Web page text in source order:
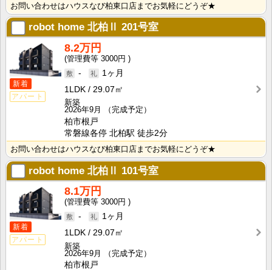
お問い合わせはハウスなび柏東口店までお気軽にどうぞ★
robot home 北柏Ⅱ 201号室
新着
アパート
8.2万円
3000円
-
1ヶ月
1LDK
29.07㎡
新築
2026年9月
（完成予定）
柏市根戸
常磐線各停 北柏駅 徒歩2分
お問い合わせはハウスなび柏東口店までお気軽にどうぞ★
robot home 北柏Ⅱ 101号室
新着
アパート
8.1万円
3000円
-
1ヶ月
1LDK
29.07㎡
新築
2026年9月
（完成予定）
柏市根戸